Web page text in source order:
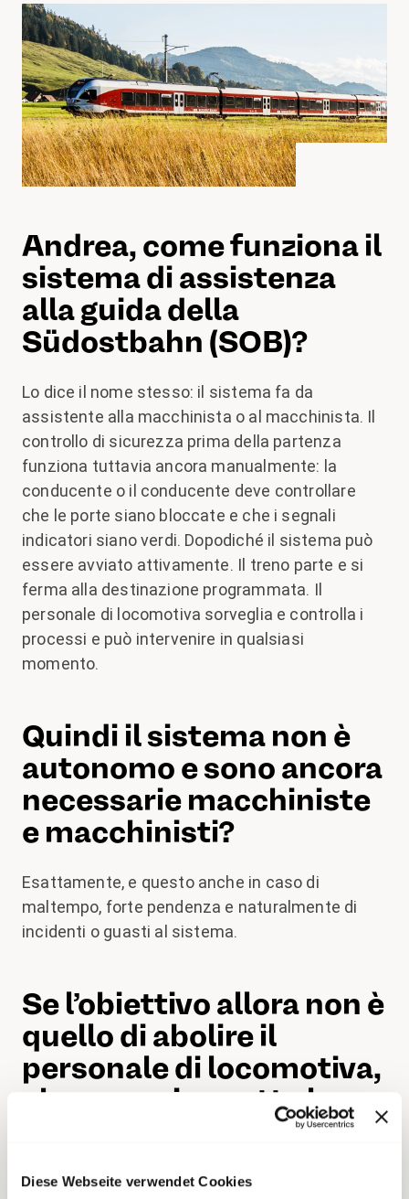
Diese Webseite verwendet Cookies
Andrea, come funziona il
sistema di assistenza
alla guida della
Südostbahn (SOB)?
Lo dice il nome stesso: il sistema fa da
assistente alla macchinista o al macchinista. Il
controllo di sicurezza prima della partenza
funziona tuttavia ancora manualmente: la
conducente o il conducente deve controllare
che le porte siano bloccate e che i segnali
indicatori siano verdi. Dopodiché il sistema può
essere avviato attivamente. Il treno parte e si
ferma alla destinazione programmata. Il
personale di locomotiva sorveglia e controlla i
processi e può intervenire in qualsiasi
momento.
Quindi il sistema non è
autonomo e sono ancora
necessarie macchiniste
e macchinisti?
Esattamente, e questo anche in caso di
maltempo, forte pendenza e naturalmente di
incidenti o guasti al sistema.
Se l’obiettivo allora non è
quello di abolire il
personale di locomotiva,
che cosa si aspetta la
SOB da un sistema di